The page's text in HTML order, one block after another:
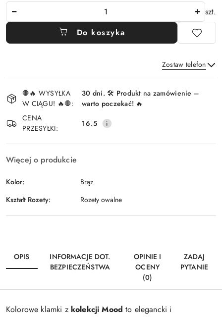
szt.
Do koszyka
Zostaw telefon
Wyślij
i
dostawa
🛑🔥 WYSYŁKA
W CIĄGU! 🔥🛑:
30 dni. 🛠️ Produkt na zamówienie –
warto poczekać! 🔥
CENA
PRZESYŁKI:
16.5
Więcej o produkcie
Kolor:
Brąz
Kształt Rozety:
Rozety owalne
OPIS
INFORMACJE DOT.
BEZPIECZEŃSTWA
OPINIE I
OCENY
(0)
ZADAJ
PYTANIE
Kolorowe klamki z kolekcji Mood to elegancki i